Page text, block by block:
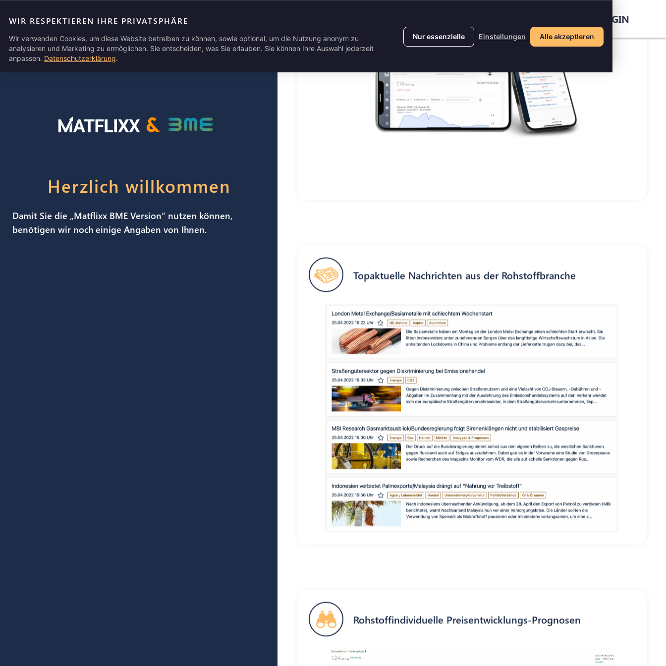
FAQ LOGIN
Herzlich willkommen
Damit Sie die „Matflixx BME Version“ nutzen können,
benötigen wir noch einige Angaben von Ihnen.
Topaktuelle Nachrichten aus der Rohstoffbranche
Rohstoffindividuelle Preisentwicklungs-Prognosen
WIR RESPEKTIEREN IHRE PRIVATSPHÄRE
Wir verwenden Cookies, um diese Website betreiben zu können, sowie optional, um die Nutzung anonym zu
analysieren und Marketing zu ermöglichen. Sie entscheiden, was Sie erlauben. Sie können Ihre Auswahl jederzeit
anpassen. Datenschutzerklärung.
Nur essenzielle Einstellungen Alle akzeptieren